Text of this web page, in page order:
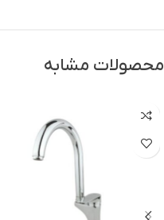
محصولات مشابه